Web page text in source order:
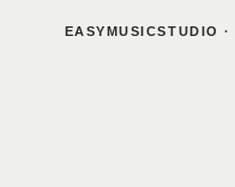
EASYMUSICSTUDIO